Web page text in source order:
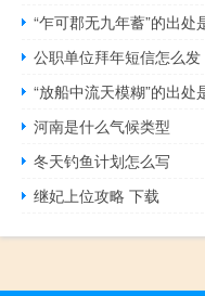
“乍可郡无九年蓄”的出处
公职单位拜年短信怎么发
“放船中流天模糊”的出处
河南是什么气候类型
冬天钓鱼计划怎么写
继妃上位攻略 下载